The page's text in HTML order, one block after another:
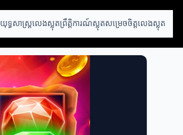
យុទ្ធសាស្ត្រលេងស្លុតព្រឹត្តិការណ៍ស្លុតសម្រេចចិត្តលេងស្លុត